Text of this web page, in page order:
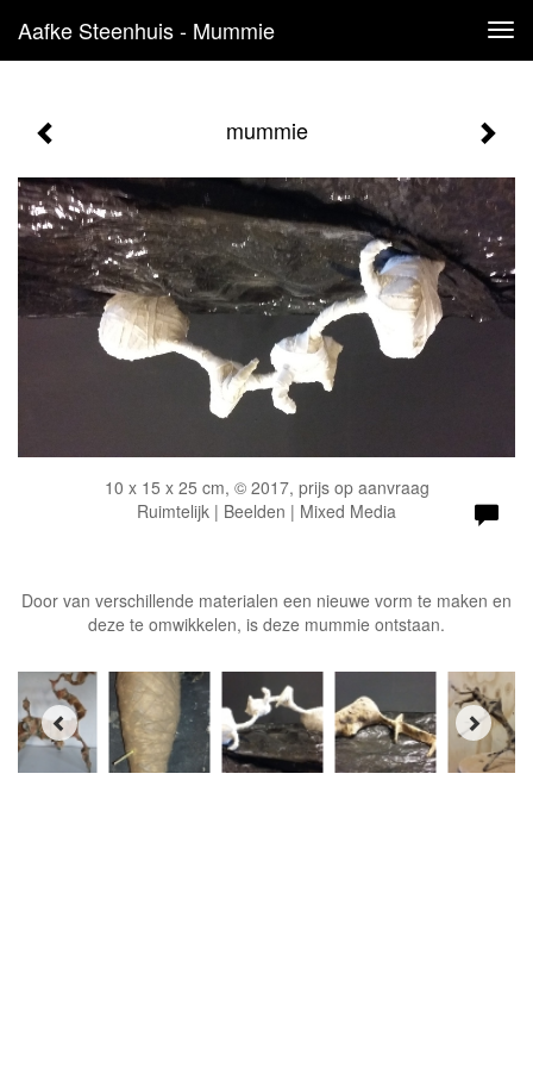
Aafke Steenhuis - Mummie
mummie
10 x 15 x 25 cm, © 2017, prijs op aanvraag
Ruimtelijk | Beelden | Mixed Media
Door van verschillende materialen een nieuwe vorm te maken en
deze te omwikkelen, is deze mummie ontstaan.